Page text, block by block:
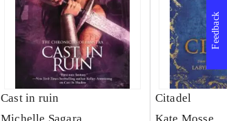
Cast in ruin
Citadel
Feedback